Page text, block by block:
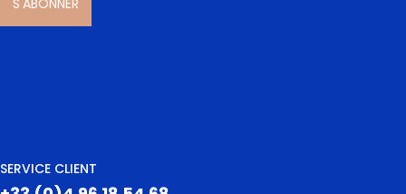
S'ABONNER
SERVICE CLIENT